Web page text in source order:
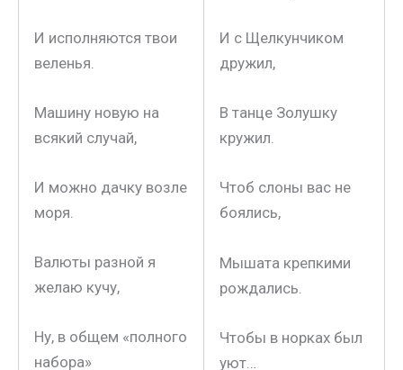
И исполняются твои
веленья.
Машину новую на
всякий случай,
И можно дачку возле
моря.
Валюты разной я
желаю кучу,
Ну, в общем «полного
набора»
И с Щелкунчиком
дружил,
В танце Золушку
кружил.
Чтоб слоны вас не
боялись,
Мышата крепкими
рождались.
Чтобы в норках был
уют…